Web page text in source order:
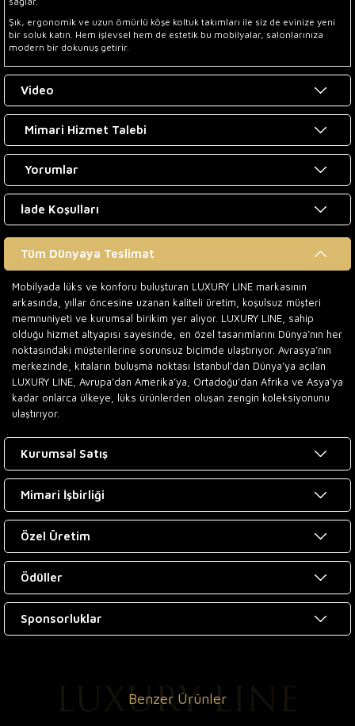
Şık, ergonomik ve uzun ömürlü köşe koltuk takımları ile siz de evinize yeni
bir soluk katın. Hem işlevsel hem de estetik bu mobilyalar, salonlarınıza
modern bir dokunuş getirir.
Video
Mimari Hizmet Talebi
Yorumlar
İade Koşulları
Tüm Dünyaya Teslimat
Mobilyada lüks ve konforu buluşturan LUXURY LINE markasının
arkasında, yıllar öncesine uzanan kaliteli üretim, koşulsuz müşteri
memnuniyeti ve kurumsal birikim yer alıyor. LUXURY LINE, sahip
olduğu hizmet altyapısı sayesinde, en özel tasarımlarını Dünya’nın her
noktasındaki müşterilerine sorunsuz biçimde ulaştırıyor. Avrasya’nın
merkezinde, kıtaların buluşma noktası İstanbul’dan Dünya’ya açılan
LUXURY LINE, Avrupa’dan Amerika’ya, Ortadoğu’dan Afrika ve Asya’ya
kadar onlarca ülkeye, lüks ürünlerden oluşan zengin koleksiyonunu
ulaştırıyor.
Kurumsal Satış
Mimari İşbirliği
Özel Üretim
Ödüller
Sponsorluklar
Benzer Ürünler